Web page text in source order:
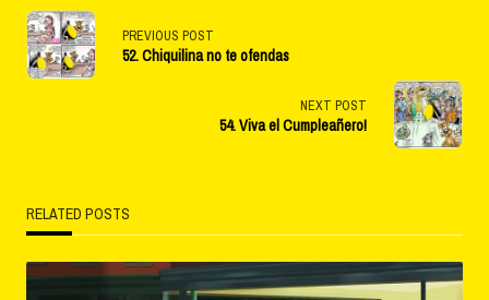
<span
class="nav-
reader-
text">Page</span>
PREVIOUS POST
52. Chiquilina no te ofendas
NEXT POST
54. Viva el Cumpleañero!
RELATED POSTS